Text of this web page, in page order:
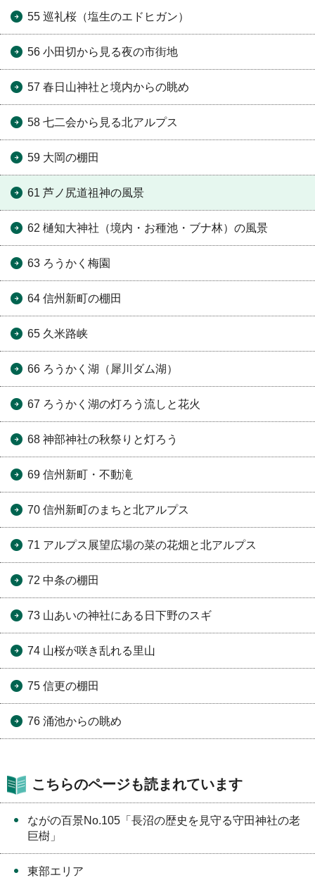
55 巡礼桜（塩生のエドヒガン）
56 小田切から見る夜の市街地
57 春日山神社と境内からの眺め
58 七二会から見る北アルプス
59 大岡の棚田
61 芦ノ尻道祖神の風景
62 樋知大神社（境内・お種池・ブナ林）の風景
63 ろうかく梅園
64 信州新町の棚田
65 久米路峡
66 ろうかく湖（犀川ダム湖）
67 ろうかく湖の灯ろう流しと花火
68 神部神社の秋祭りと灯ろう
69 信州新町・不動滝
70 信州新町のまちと北アルプス
71 アルプス展望広場の菜の花畑と北アルプス
72 中条の棚田
73 山あいの神社にある日下野のスギ
74 山桜が咲き乱れる里山
75 信更の棚田
76 涌池からの眺め
こちらのページも読まれています
ながの百景No.105「長沼の歴史を見守る守田神社の老
巨樹」
東部エリア